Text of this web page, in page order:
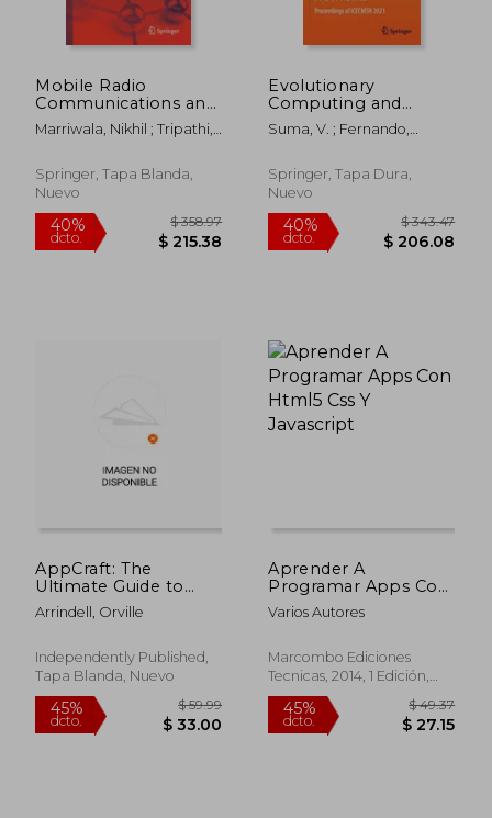
Mobile Radio
Communications and
5g Networks:
Proceedings of Mrcn
Marriwala, Nikhil ; Tripathi,
Springer, Tapa Blanda,
Nuevo
Evolutionary
Computing and
Mobile Sustainable
Networks:
Icecmsn 2021 (en
Inglés)
Suma, V. ; Fernando,
Springer, Tapa Dura,
Nuevo
AppCraft: The
Ultimate Guide to
Building Apps:
Whether you are a
experienced
developer (en Inglés)
Arrindell, Orville
Independently Published,
Tapa Blanda, Nuevo
Aprender A
Programar Apps Con
Html5 Css Y
Javascript
Varios Autores
Marcombo Ediciones
Tecnicas, 2014, 1 Edición,
Nuevo